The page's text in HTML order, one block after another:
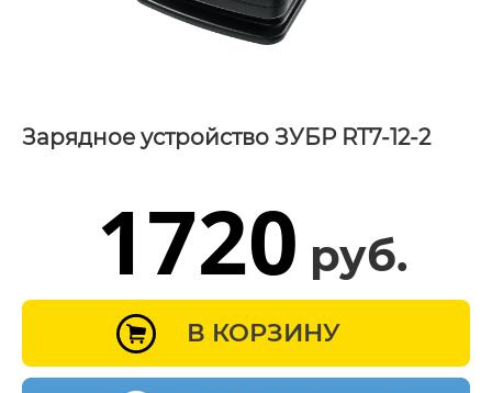
Зарядное устройство ЗУБР RT7-12-2
1720 руб.
В КОРЗИНУ